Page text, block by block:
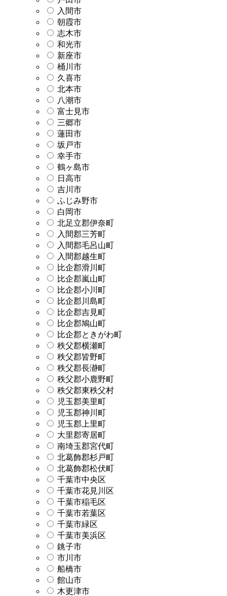
入間市
朝霞市
志木市
和光市
新座市
桶川市
久喜市
北本市
八潮市
富士見市
三郷市
蓮田市
坂戸市
幸手市
鶴ヶ島市
日高市
吉川市
ふじみ野市
白岡市
北足立郡伊奈町
入間郡三芳町
入間郡毛呂山町
入間郡越生町
比企郡滑川町
比企郡嵐山町
比企郡小川町
比企郡川島町
比企郡吉見町
比企郡鳩山町
比企郡ときがわ町
秩父郡横瀬町
秩父郡皆野町
秩父郡長瀞町
秩父郡小鹿野町
秩父郡東秩父村
児玉郡美里町
児玉郡神川町
児玉郡上里町
大里郡寄居町
南埼玉郡宮代町
北葛飾郡杉戸町
北葛飾郡松伏町
千葉市中央区
千葉市花見川区
千葉市稲毛区
千葉市若葉区
千葉市緑区
千葉市美浜区
銚子市
市川市
船橋市
館山市
木更津市